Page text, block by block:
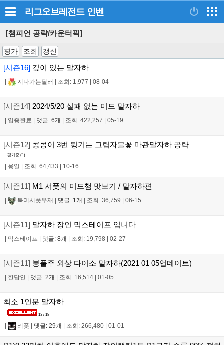
리그오브레전드 인벤
[챔피언 공략/카운터픽]
평가 조회 갱신
[시즌16] 깊이 있는 말자하
지나가는딜러 조회: 1,977 08-04
[시즌14] 2024/5/20 실패 없는 미드 말자하
입증완료 댓글: 6개 조회: 422,257 05-19
[시즌12] 콩콩이 3번 튕기는 그림자불꽃 마관말자하 공략
평가중 (1)
웅일 조회: 64,433 10-16
[시즌11] M1 서폿의 미드챔 맛보기 / 말자하편
북미서폿우재 댓글: 1개 조회: 36,759 06-15
[시즌11] 말자하 장인 믹스테이프 입니다
믹스테이프 댓글: 8개 조회: 19,798 02-27
[시즌11] 봉풀주 외상 다이소 말자하(2021 01 05업데이트)
한답인 댓글: 2개 조회: 16,514 01-05
최소 1인분 말자하
13 / 18
| 리폿 | 댓글: 29개 | 조회: 266,480 | 01-01